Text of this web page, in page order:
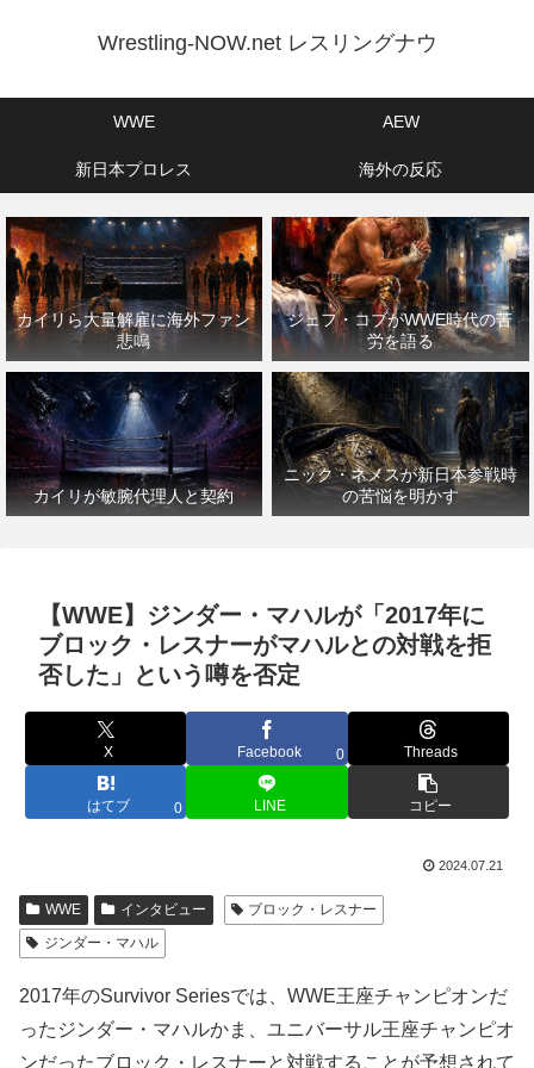
Wrestling-NOW.net レスリングナウ
WWE AEW
新日本プロレス 海外の反応
カイリら大量解雇に海外ファン
悲鳴
ジェフ・コブがWWE時代の苦
労を語る
カイリが敏腕代理人と契約
ニック・ネメスが新日本参戦時
の苦悩を明かす
【WWE】ジンダー・マハルが「2017年に
ブロック・レスナーがマハルとの対戦を拒
否した」という噂を否定
X Facebook 0 Threads
はてブ 0 LINE コピー
2024.07.21
WWE インタビュー
ブロック・レスナー
ジンダー・マハル
2017年のSurvivor Seriesでは、WWE王座チャンピオンだ
ったジンダー・マハルかま、ユニバーサル王座チャンピオ
ンだったブロック・レスナーと対戦することが予想されて